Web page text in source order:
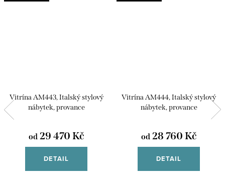
Vitrína AM443, Italský stylový
nábytek, provance
od29 470 Kč
DETAIL
Vitrína AM444, Italský stylový
nábytek, provance
od28 760 Kč
DETAIL